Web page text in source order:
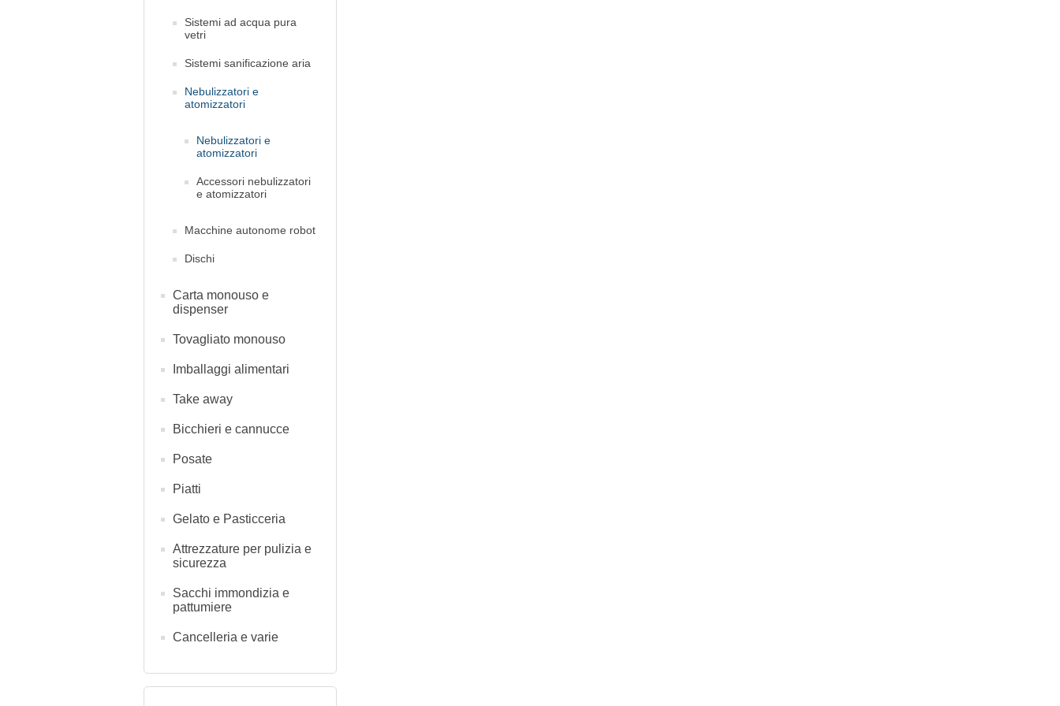
Sistemi ad acqua pura
vetri
Sistemi sanificazione aria
Nebulizzatori e
atomizzatori
Nebulizzatori e
atomizzatori
Accessori nebulizzatori
e atomizzatori
Macchine autonome robot
Dischi
Carta monouso e
dispenser
Tovagliato monouso
Imballaggi alimentari
Take away
Bicchieri e cannucce
Posate
Piatti
Gelato e Pasticceria
Attrezzature per pulizia e
sicurezza
Sacchi immondizia e
pattumiere
Cancelleria e varie